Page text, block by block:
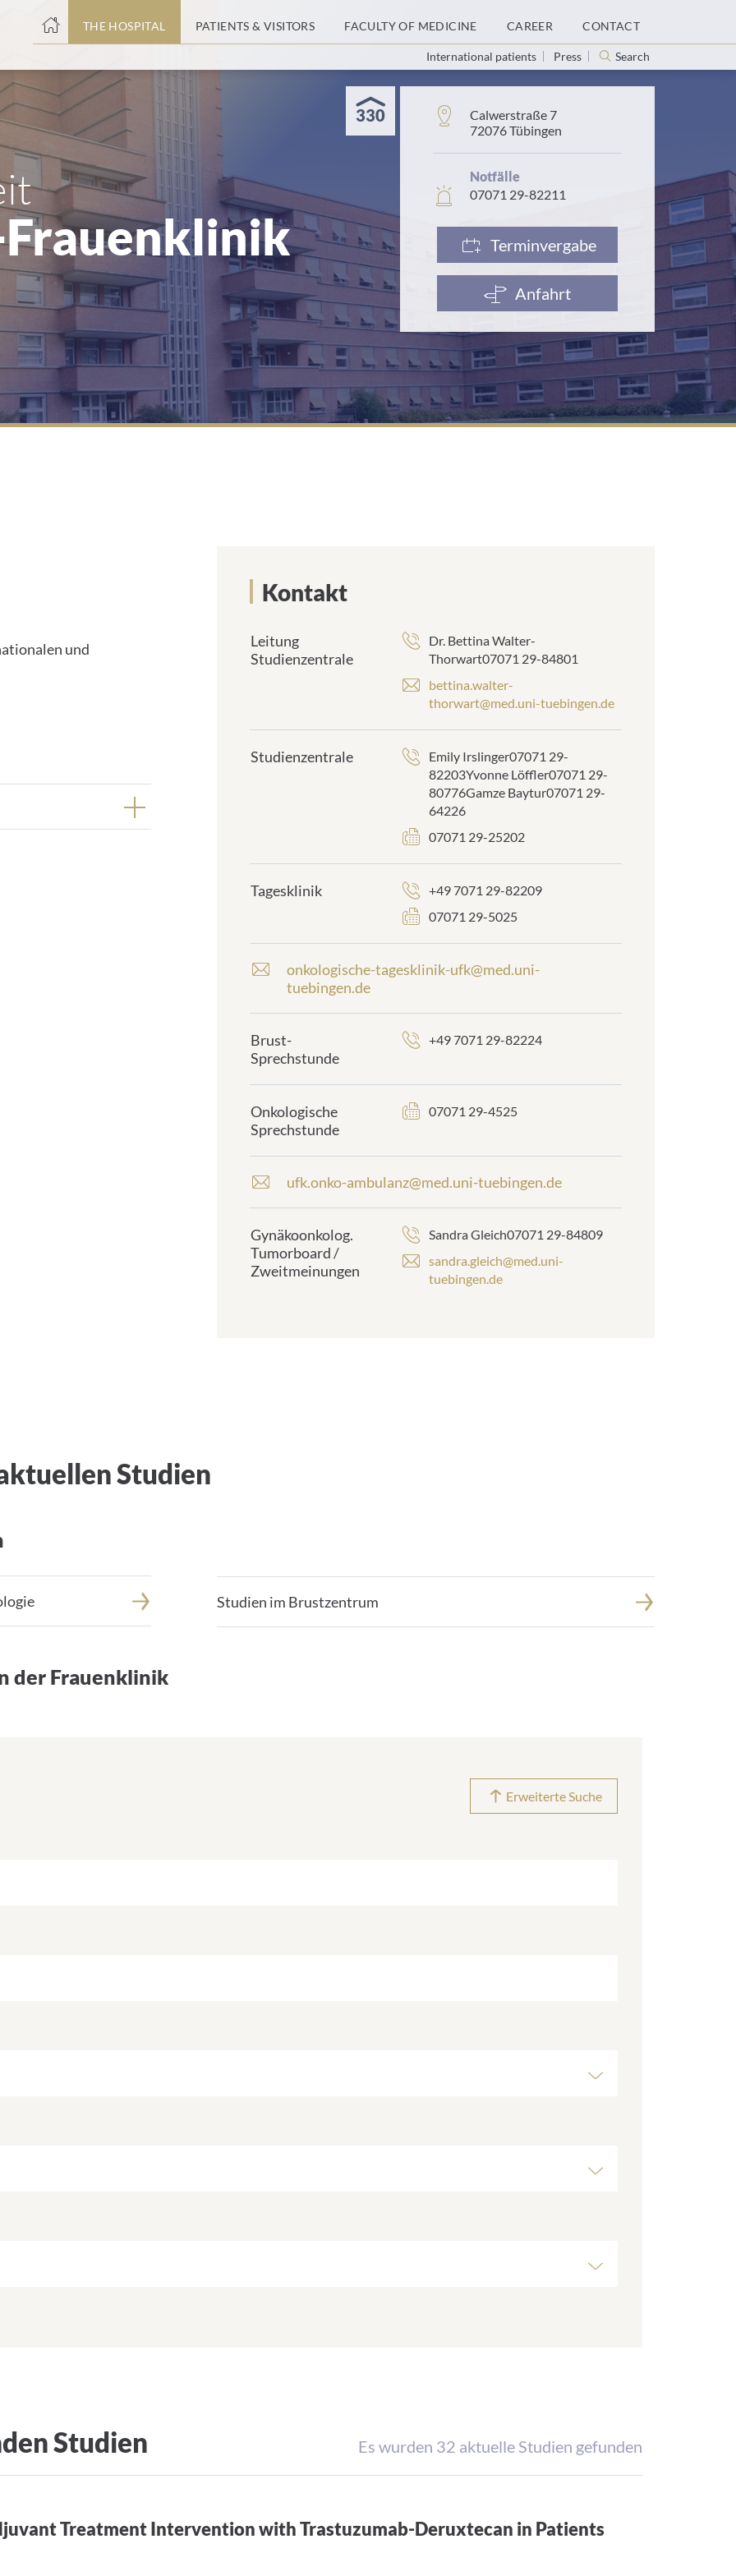
THE HOSPITAL PATIENTS & VISITORS FACULTY OF MEDICINE CAREER CONTACT
International patients Press Search
330 Address:
Calwerstraße 7
72076 Tübingen
Notfälle
In
of
emergency:
07071 29-82211
Terminvergabe
Anfahrt
und
Kontakt
Leitung
Studienzentrale
Dr. Bettina Walter-
Thorwart07071 29-84801
bettina.walter-
thorwart@med.uni-tuebingen.de
Studienzentrale
Emily Irslinger07071 29-
82203Yvonne Löffler07071 29-
80776Gamze Baytur07071 29-
64226
07071 29-25202
Tagesklinik
+49 7071 29-82209
07071 29-5025
E
-
i
l
d
r
s
onkologische-tagesklinik-ufk@med.uni-
tuebingen.de
Brust-
Sprechstunde
+49 7071 29-82224
Onkologische
Sprechstunde
07071 29-4525
E
a
i
l
ufk.onko-ambulanz@med.uni-tuebingen.de
Gynäkoonkolog.
Tumorboard /
Zweitmeinungen
Sandra Gleich07071 29-84809
sandra.gleich@med.uni-
tuebingen.de
Studien
Studien im Brustzentrum
der Frauenklinik
Erweiterte Suche
Studien Es wurden 32 aktuelle Studien gefunden
Treatment Intervention with Trastuzumab-Deruxtecan in Patients